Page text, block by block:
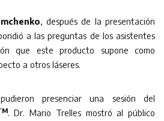
, después de la presentación
a las preguntas de los asistentes
que este producto supone como
a otros láseres.
presenciar una sesión del
. Dr. Mario Trelles mostró al público